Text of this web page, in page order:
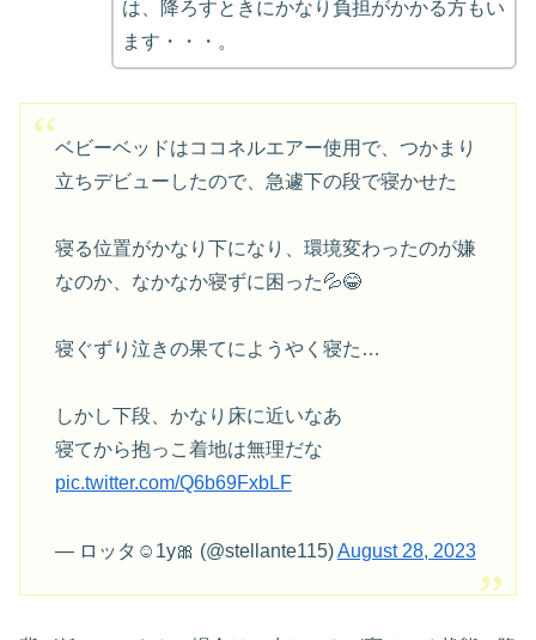
は、降ろすときにかなり負担がかかる方もい
ます・・・。
ベビーベッドはココネルエアー使用で、つかまり
立ちデビューしたので、急遽下の段で寝かせた
寝る位置がかなり下になり、環境変わったのが嫌
なのか、なかなか寝ずに困った💦😂
寝ぐずり泣きの果てにようやく寝た…
しかし下段、かなり床に近いなあ
寝てから抱っこ着地は無理だな
pic.twitter.com/Q6b69FxbLF
— ロッタ☺︎1y🎀 (@stellante115)August 28, 2023